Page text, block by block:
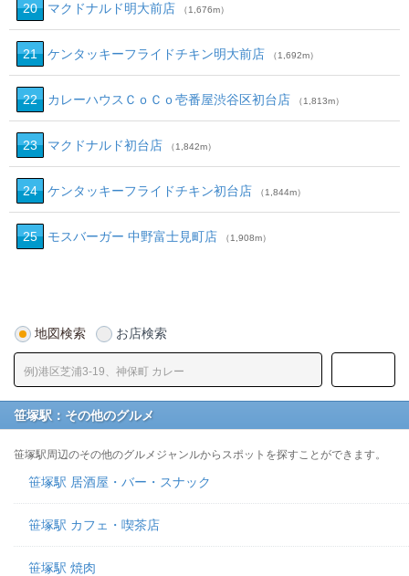
20 マクドナルド明大前店 （1,676m）
21 ケンタッキーフライドチキン明大前店 （1,692m）
22 カレーハウスＣｏＣｏ壱番屋渋谷区初台店 （1,813m）
23 マクドナルド初台店 （1,842m）
24 ケンタッキーフライドチキン初台店 （1,844m）
25 モスバーガー 中野富士見町店 （1,908m）
地図検索 お店検索
笹塚駅：その他のグルメ
笹塚駅周辺のその他のグルメジャンルからスポットを探すことができます。
笹塚駅 居酒屋・バー・スナック
笹塚駅 カフェ・喫茶店
笹塚駅 焼肉